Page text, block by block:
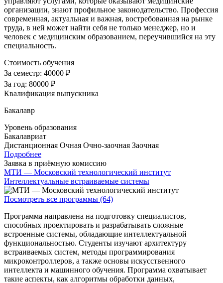
организации, знают профильное законодательство. Профессия
современная, актуальная и важная, востребованная на рынке
труда, в ней может найти себя не только менеджер, но и
человек с медицинским образованием, переучившийся на эту
специальность.
Стоимость обучения
За семестр: 40000 ₽
За год: 80000 ₽
Квалификация выпускника
Бакалавр
Уровень образования
Бакалавриат
Дистанционная Очная Очно-заочная Заочная
Подробнее
Заявка в приёмную комиссию
МТИ — Московский технологический институт
Интеллектуальные встраиваемые системы
Посмотреть все программы (64)
Программа направлена на подготовку специалистов,
способных проектировать и разрабатывать сложные
встроенные системы, обладающие интеллектуальной
функциональностью. Студенты изучают архитектуру
встраиваемых систем, методы программирования
микроконтроллеров, а также основы искусственного
интеллекта и машинного обучения. Программа охватывает
такие аспекты, как алгоритмы обработки данных,